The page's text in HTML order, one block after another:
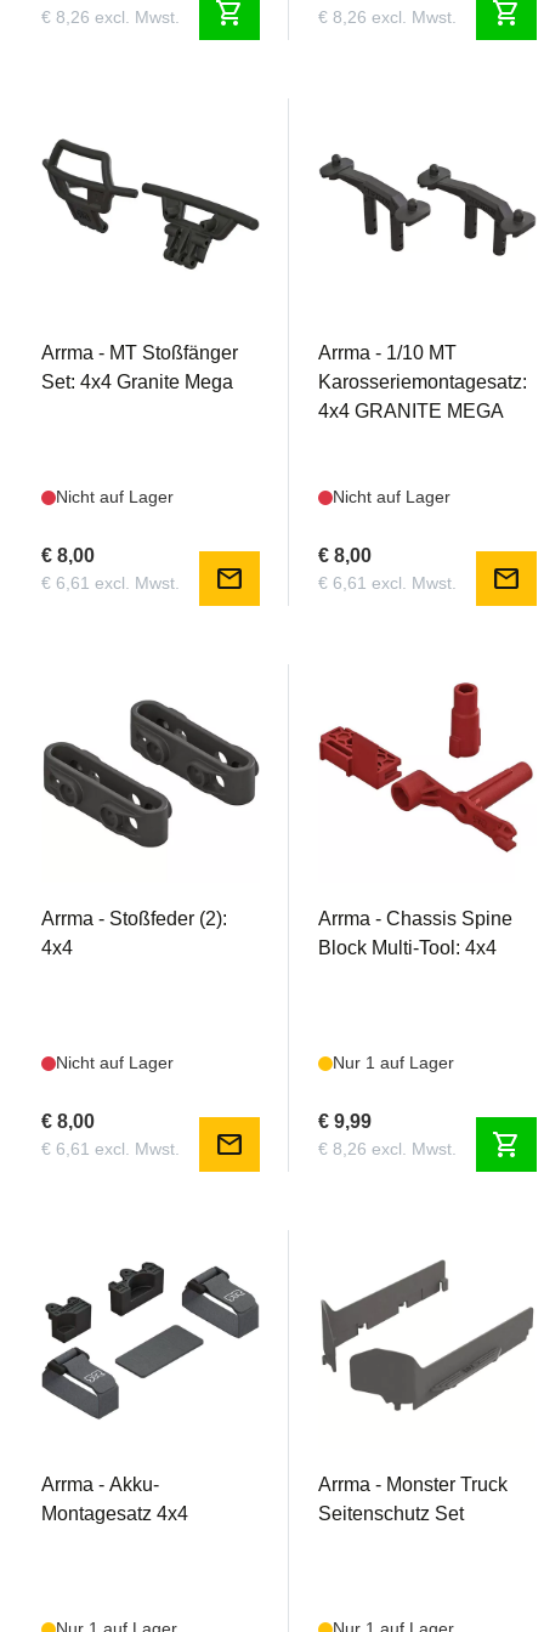
€ 8,26 excl. Mwst. shopping_cart € 8,26 excl. Mwst. shopping_cart
Arrma - MT Stoßfänger
Set: 4x4 Granite Mega
Nicht auf Lager
€ 8,00
€ 6,61 excl. Mwst. mail
Arrma - 1/10 MT
Karosseriemontagesatz:
4x4 GRANITE MEGA
Nicht auf Lager
€ 8,00
€ 6,61 excl. Mwst. mail
Arrma - Stoßfeder (2):
4x4
Nicht auf Lager
€ 8,00
€ 6,61 excl. Mwst. mail
Arrma - Chassis Spine
Block Multi-Tool: 4x4
Nur 1 auf Lager
€ 9,99
€ 8,26 excl. Mwst. shopping_cart
Arrma - Akku-
Montagesatz 4x4
Arrma - Monster Truck
Seitenschutz Set